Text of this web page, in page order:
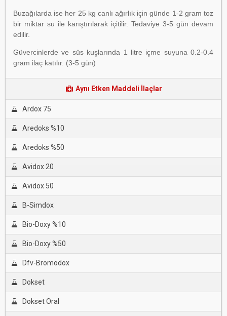
Buzağılarda ise her 25 kg canlı ağırlık için günde 1-2 gram toz
bir miktar su ile karıştırılarak içitilir. Tedaviye 3-5 gün devam
edilir.
Güvercinlerde ve süs kuşlarında 1 litre içme suyuna 0.2-0.4
gram ilaç katılır. (3-5 gün)
Aynı Etken Maddeli İlaçlar
Ardox 75
Aredoks %10
Aredoks %50
Avidox 20
Avidox 50
B-Simdox
Bio-Doxy %10
Bio-Doxy %50
Dfv-Bromodox
Dokset
Dokset Oral